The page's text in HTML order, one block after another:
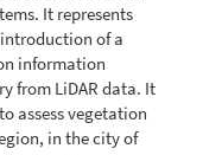
It represents
of a
information
from LiDAR data. It
assess vegetation
in the city of